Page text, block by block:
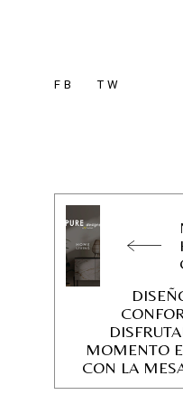
FB TW
MOMENTO
CON LA